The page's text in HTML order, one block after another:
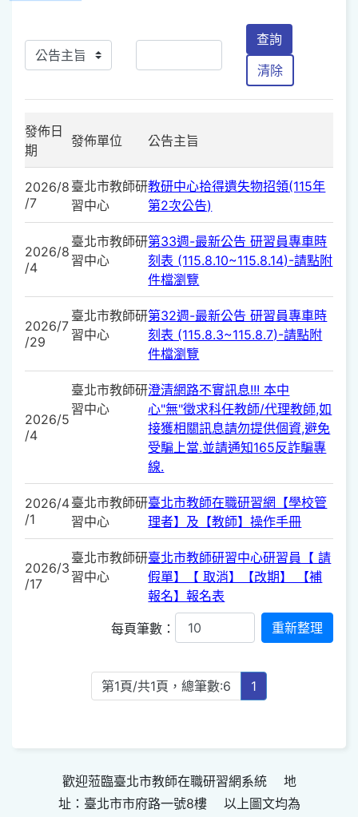
查詢
清除
發佈日
期
發佈單位 公告主旨
2026/8
/7
臺北市教師研
習中心
教研中心拾得遺失物招領(115年
第2次公告)
2026/8
/4
臺北市教師研
習中心
第33週-最新公告 研習員專車時
刻表 (115.8.10~115.8.14)-請點附
件檔瀏覽
2026/7
/29
臺北市教師研
習中心
第32週-最新公告 研習員專車時
刻表 (115.8.3~115.8.7)-請點附
件檔瀏覽
2026/5
/4
臺北市教師研
習中心
澄清網路不實訊息!!! 本中
心"無"徵求科任教師/代理教師,如
接獲相關訊息請勿提供個資,避免
受騙上當.並請通知165反詐騙專
線.
2026/4
/1
臺北市教師研
習中心
臺北市教師在職研習網【學校管
理者】及【教師】操作手冊
2026/3
/17
臺北市教師研
習中心
臺北市教師研習中心研習員【 請
假單】【 取消】【改期】 【補
報名】報名表
每頁筆數：
第1頁/共1頁，總筆數:6 1
歡迎蒞臨臺北市教師在職研習網系統 地
址：臺北市市府路一號8樓 以上圖文均為